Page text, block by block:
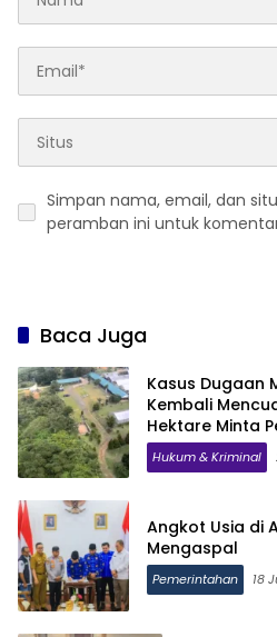
Simpan nama, email, dan
peramban ini untuk
Baca Juga
Kasus Dugaan
Kembali
Hektare Minta
Hukum & Kriminal
Angkot Usia di
Mengaspal
Pemerintahan 18